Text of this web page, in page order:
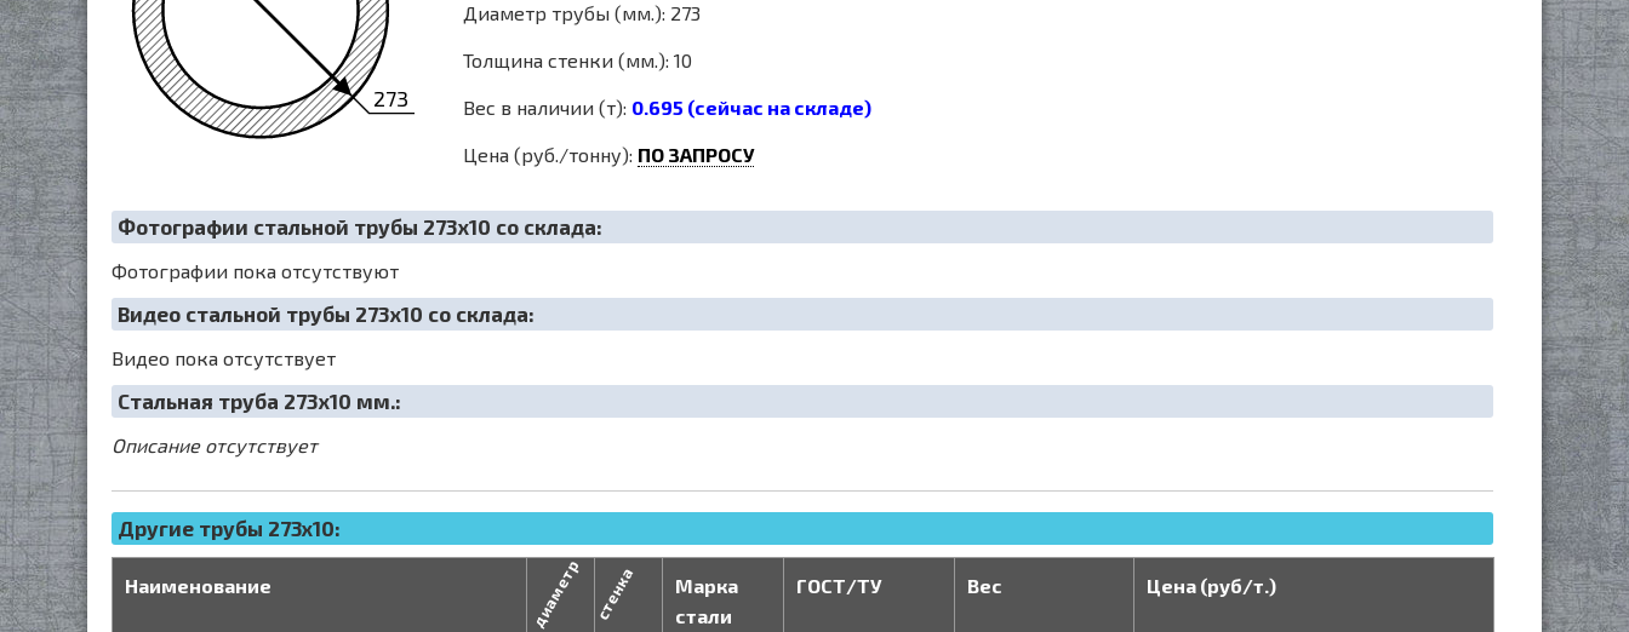
273
Диаметр трубы (мм.): 273
Толщина стенки (мм.): 10
Вес в наличии (т): 0.695 (сейчас на складе)
Цена (руб./тонну): ПО ЗАПРОСУ
Фотографии стальной трубы 273х10 со склада:
Фотографии пока отсутствуют
Видео стальной трубы 273х10 со склада:
Видео пока отсутствует
Cтальная труба 273х10 мм.:
Описание отсутствует
Другие трубы 273x10:
Наименование диаметр стенка
Марка
стали
ГОСТ/ТУ Вес Цена (руб/т.)